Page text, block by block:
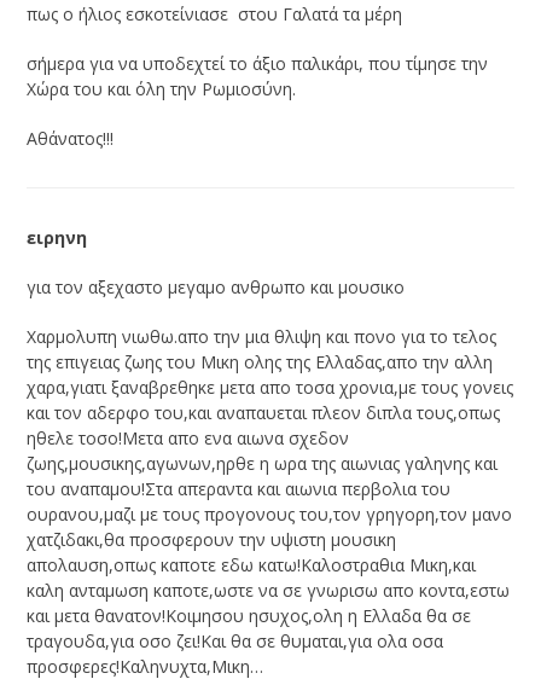
πως ο ήλιος εσκοτείνιασε στου Γαλατά τα μέρη
σήμερα για να υποδεχτεί το άξιο παλικάρι, που τίμησε την
Χώρα του και όλη την Ρωμιοσύνη.
Αθάνατος!!!
ειρηνη
για τον αξεχαστο μεγαμο ανθρωπο και μουσικο
Χαρμολυπη νιωθω.απο την μια θλιψη και πονο για το τελος
της επιγειας ζωης του Μικη ολης της Ελλαδας,απο την αλλη
χαρα,γιατι ξαναβρεθηκε μετα απο τοσα χρονια,με τους γονεις
και τον αδερφο του,και αναπαυεται πλεον διπλα τους,οπως
ηθελε τοσο!Μετα απο ενα αιωνα σχεδον
ζωης,μουσικης,αγωνων,ηρθε η ωρα της αιωνιας γαληνης και
του αναπαμου!Στα απεραντα και αιωνια περβολια του
ουρανου,μαζι με τους προγονους του,τον γρηγορη,τον μανο
χατζιδακι,θα προσφερουν την υψιστη μουσικη
απολαυση,οπως καποτε εδω κατω!Καλοστραθια Μικη,και
καλη ανταμωση καποτε,ωστε να σε γνωρισω απο κοντα,εστω
και μετα θανατον!Κοιμησου ησυχος,ολη η Ελλαδα θα σε
τραγουδα,για οσο ζει!Και θα σε θυμαται,για ολα οσα
προσφερες!Καληνυχτα,Μικη…